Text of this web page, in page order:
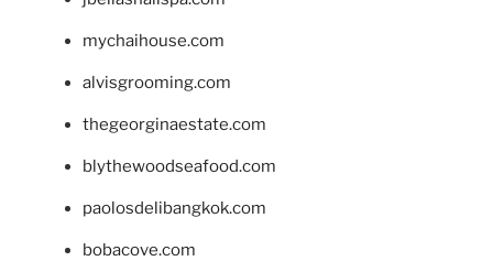
mychaihouse.com
alvisgrooming.com
thegeorginaestate.com
blythewoodseafood.com
paolosdelibangkok.com
bobacove.com